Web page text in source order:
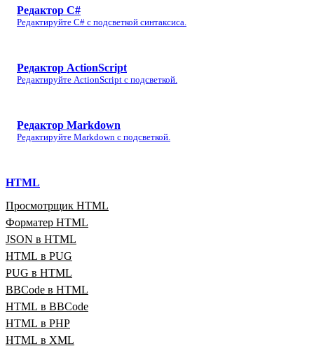
Редактор C#
Редактируйте C# с подсветкой синтаксиса.
Редактор ActionScript
Редактируйте ActionScript с подсветкой.
Редактор Markdown
Редактируйте Markdown с подсветкой.
HTML
Просмотрщик HTML
Форматер HTML
JSON в HTML
HTML в PUG
PUG в HTML
BBCode в HTML
HTML в BBCode
HTML в PHP
HTML в XML